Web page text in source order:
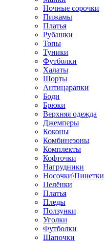
Ночные сорочки
Пижамы
Платья
Рубашки
Топы
Туники
Футболки
Халаты
Шорты
Антицарапки
Боди
Брюки
Верхняя одежда
Джемперы
Коконы
Комбинезоны
Комплекты
Кофточки
Нагрудники
Носочки\Пинетки
Пелёнки
Платья
Пледы
Ползунки
Уголки
Футболки
Шапочки